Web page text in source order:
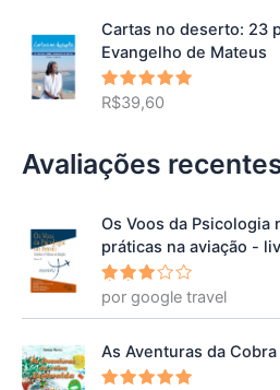
Cartas no deserto: 23
Evangelho de Mateus
Avaliação
de 5
R$39,60
Avaliações
Os Voos da Psicologia
práticas na aviação -
Avalia
ção3
por google travel
As Aventuras da